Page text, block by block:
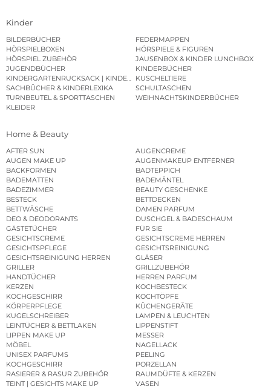
Kinder
BILDERBÜCHER
FEDERMAPPEN
HÖRSPIELBOXEN
HÖRSPIELE & FIGUREN
HÖRSPIEL ZUBEHÖR
JAUSENBOX & KINDER LUNCHBOX
JUGENDBÜCHER
KINDERBÜCHER
KINDERGARTENRUCKSACK | KINDERGARTENBEUTEL
KUSCHELTIERE
SACHBÜCHER & KINDERLEXIKA
SCHULTASCHEN
TURNBEUTEL & SPORTTASCHEN
WEIHNACHTSKINDERBÜCHER
KLEIDER
Home & Beauty
AFTER SUN
AUGENCREME
AUGEN MAKE UP
AUGENMAKEUP ENTFERNER
BACKFORMEN
BADTEPPICH
BADEMATTEN
BADEMÄNTEL
BADEZIMMER
BEAUTY GESCHENKE
BESTECK
BETTDECKEN
BETTWÄSCHE
DAMEN PARFUM
DEO & DEODORANTS
DUSCHGEL & BADESCHAUM
GÄSTETÜCHER
FÜR SIE
GESICHTSCREME
GESICHTSCREME HERREN
GESICHTSPFLEGE
GESICHTSREINIGUNG
GESICHTSREINIGUNG HERREN
GLÄSER
GRILLER
GRILLZUBEHÖR
HANDTÜCHER
HERREN PARFUM
KERZEN
KOCHBESTECK
KOCHGESCHIRR
KOCHTÖPFE
KÖRPERPFLEGE
KÜCHENGERÄTE
KUGELSCHREIBER
LAMPEN & LEUCHTEN
LEINTÜCHER & BETTLAKEN
LIPPENSTIFT
LIPPEN MAKE UP
MESSER
MÖBEL
NAGELLACK
UNISEX PARFUMS
PEELING
KOCHGESCHIRR
PORZELLAN
RASIERER & RASUR ZUBEHÖR
RAUMDÜFTE & KERZEN
TEINT | GESICHTS MAKE UP
VASEN